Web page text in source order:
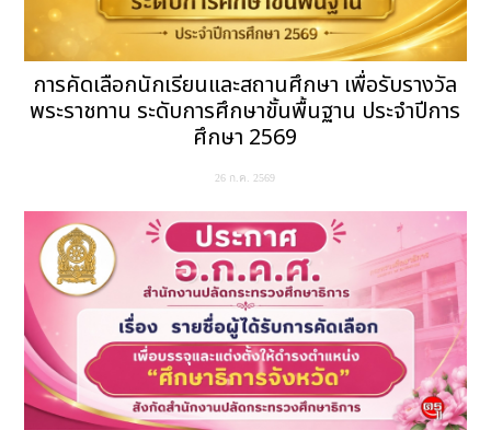
การคัดเลือกนักเรียนและสถานศึกษา เพื่อรับรางวัล
พระราชทาน ระดับการศึกษาขั้นพื้นฐาน ประจำปีการ
ศึกษา 2569
26 ก.ค. 2569